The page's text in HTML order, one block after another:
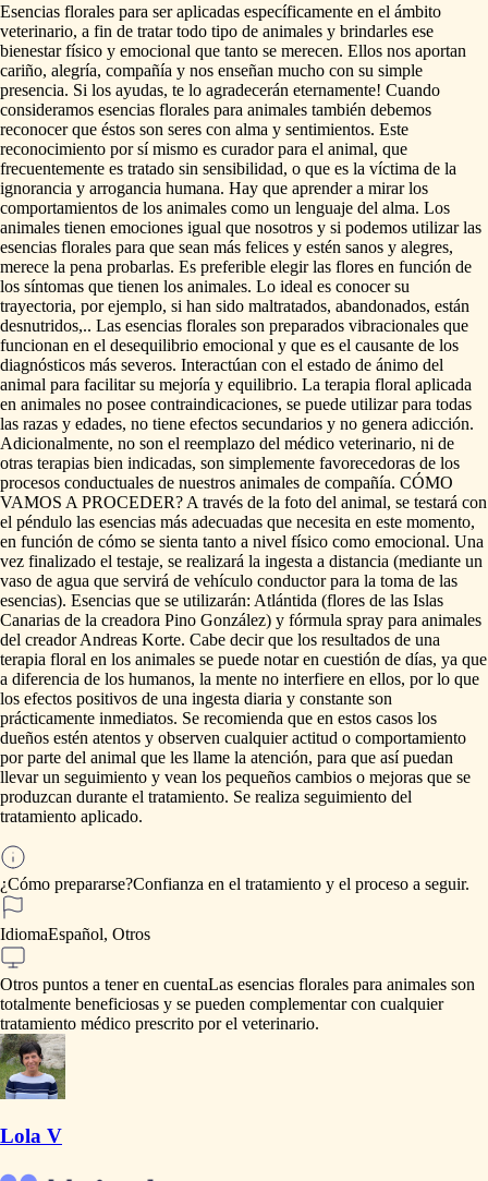
Esencias florales para ser aplicadas específicamente en el ámbito
veterinario, a fin de tratar todo tipo de animales y brindarles ese
bienestar físico y emocional que tanto se merecen. Ellos nos aportan
cariño, alegría, compañía y nos enseñan mucho con su simple
presencia. Si los ayudas, te lo agradecerán eternamente! Cuando
consideramos esencias florales para animales también debemos
reconocer que éstos son seres con alma y sentimientos. Este
reconocimiento por sí mismo es curador para el animal, que
frecuentemente es tratado sin sensibilidad, o que es la víctima de la
ignorancia y arrogancia humana. Hay que aprender a mirar los
comportamientos de los animales como un lenguaje del alma. Los
animales tienen emociones igual que nosotros y si podemos utilizar las
esencias florales para que sean más felices y estén sanos y alegres,
merece la pena probarlas. Es preferible elegir las flores en función de
los síntomas que tienen los animales. Lo ideal es conocer su
trayectoria, por ejemplo, si han sido maltratados, abandonados, están
desnutridos,.. Las esencias florales son preparados vibracionales que
funcionan en el desequilibrio emocional y que es el causante de los
diagnósticos más severos. Interactúan con el estado de ánimo del
animal para facilitar su mejoría y equilibrio. La terapia floral aplicada
en animales no posee contraindicaciones, se puede utilizar para todas
las razas y edades, no tiene efectos secundarios y no genera adicción.
Adicionalmente, no son el reemplazo del médico veterinario, ni de
otras terapias bien indicadas, son simplemente favorecedoras de los
procesos conductuales de nuestros animales de compañía. CÓMO
VAMOS A PROCEDER? A través de la foto del animal, se testará con
el péndulo las esencias más adecuadas que necesita en este momento,
en función de cómo se sienta tanto a nivel físico como emocional. Una
vez finalizado el testaje, se realizará la ingesta a distancia (mediante un
vaso de agua que servirá de vehículo conductor para la toma de las
esencias). Esencias que se utilizarán: Atlántida (flores de las Islas
Canarias de la creadora Pino González) y fórmula spray para animales
del creador Andreas Korte. Cabe decir que los resultados de una
terapia floral en los animales se puede notar en cuestión de días, ya que
a diferencia de los humanos, la mente no interfiere en ellos, por lo que
los efectos positivos de una ingesta diaria y constante son
prácticamente inmediatos. Se recomienda que en estos casos los
dueños estén atentos y observen cualquier actitud o comportamiento
por parte del animal que les llame la atención, para que así puedan
llevar un seguimiento y vean los pequeños cambios o mejoras que se
produzcan durante el tratamiento. Se realiza seguimiento del
tratamiento aplicado.
¿Cómo prepararse?Confianza en el tratamiento y el proceso a seguir.
IdiomaEspañol, Otros
Otros puntos a tener en cuentaLas esencias florales para animales son
totalmente beneficiosas y se pueden complementar con cualquier
tratamiento médico prescrito por el veterinario.
Lola V